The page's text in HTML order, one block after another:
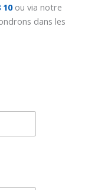
10 ou via notre
dans les